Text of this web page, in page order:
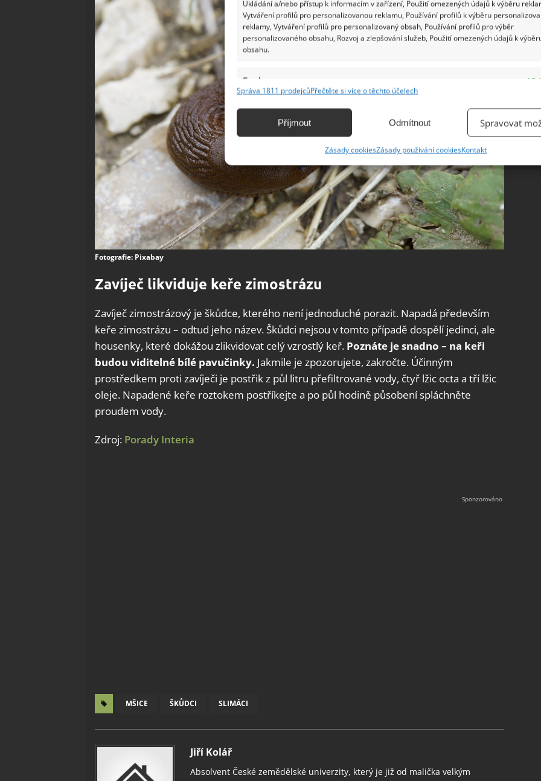
Ukládání a/nebo přístup k informacím v zařízení, Použití omezených údajů k výběru
Vytváření profilů pro personalizovanou reklamu, Používání profilů k výběru
reklamy, Vytváření profilů pro personalizovaný obsah, Používání profilů pro výběr
personalizovaného obsahu, Rozvoj a zlepšování služeb, Použití omezených údajů k
obsahu.
Funkce
Identifikace zařízení na základě automaticky přenášených informací.
základě aktivně vyžádaných informací.
Zajištění bezpečnosti, předcházení a zjišťování podvodů a
odstraňování chyb, Poskytování a zobrazování reklamy a obsahu,
Ukládání a sdělování voleb ochrany osobních údajů.
Správa 1811 prodejcůPřečtěte si více o těchto účelech
Příjmout Odmítnout Spravovat
Zásady cookiesZásady používání cookiesKontakt
Fotografie: Pixabay
Zavíječ likviduje keře zimostrázu
Zavíječ zimostrázový je škůdce, kterého není jednoduché porazit. Napadá především
keře zimostrázu – odtud jeho název. Škůdci nejsou v tomto případě dospělí jedinci, ale
housenky, které dokážou zlikvidovat celý vzrostlý keř. Poznáte je snadno – na keři
budou viditelné bílé pavučinky. Jakmile je zpozorujete, zakročte. Účinným
prostředkem proti zavíječi je postřik z půl litru přefiltrované vody, čtyř lžic octa a tří lžic
oleje. Napadené keře roztokem postříkejte a po půl hodině působení spláchněte
proudem vody.
Zdroj: Porady Interia
MŠICE ŠKŮDCI SLIMÁCI
Jiří Kolář
Absolvent České zemědělské univerzity, který je již od malička velkým